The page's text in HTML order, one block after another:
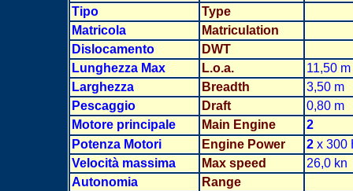
Tipo
Type
Matricola
Matriculation
Dislocamento
DWT
Lunghezza Max
L.o.a.
11,50 m
Larghezza Breadth
3,50 m
Pescaggio
Draft
0,80 m
Motore principale
Main Engine
2
Potenza Motori
Engine Power 2x 300
Velocità massima
Max speed
26,0 kn
Autonomia
Range